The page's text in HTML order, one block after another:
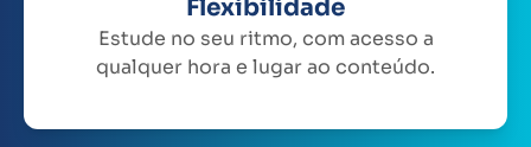
Flexibilidade
Estude no seu ritmo, com acesso a
qualquer hora e lugar ao conteúdo.